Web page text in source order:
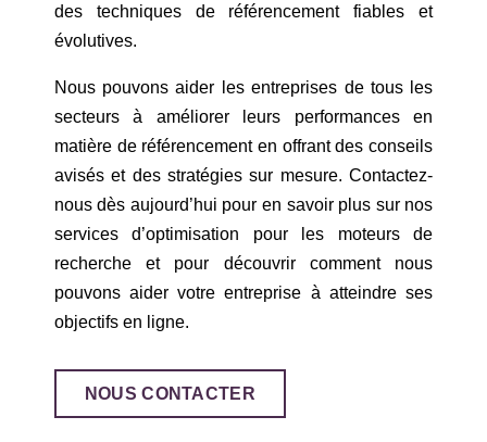
des techniques de référencement fiables et
évolutives.
Nous pouvons aider les entreprises de tous les
secteurs à améliorer leurs performances en
matière de référencement en offrant des conseils
avisés et des stratégies sur mesure. Contactez-
nous dès aujourd’hui pour en savoir plus sur nos
services d’optimisation pour les moteurs de
recherche et pour découvrir comment nous
pouvons aider votre entreprise à atteindre ses
objectifs en ligne.
NOUS CONTACTER